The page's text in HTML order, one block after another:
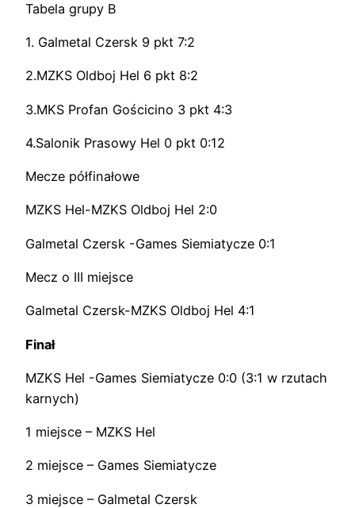
Tabela grupy B
1. Galmetal Czersk 9 pkt 7:2
2.MZKS Oldboj Hel 6 pkt 8:2
3.MKS Profan Gościcino 3 pkt 4:3
4.Salonik Prasowy Hel 0 pkt 0:12
Mecze półfinałowe
MZKS Hel-MZKS Oldboj Hel 2:0
Galmetal Czersk -Games Siemiatycze 0:1
Mecz o III miejsce
Galmetal Czersk-MZKS Oldboj Hel 4:1
Finał
MZKS Hel -Games Siemiatycze 0:0 (3:1 w rzutach
karnych)
1 miejsce – MZKS Hel
2 miejsce – Games Siemiatycze
3 miejsce – Galmetal Czersk